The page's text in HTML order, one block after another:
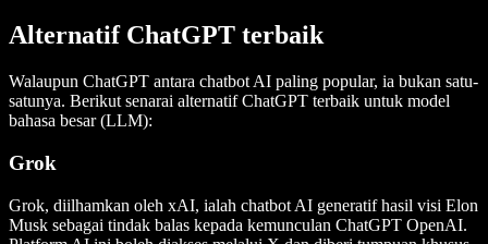
Alternatif ChatGPT terbaik
Walaupun ChatGPT antara chatbot AI paling popular, ia bukan satu-
satunya. Berikut senarai alternatif ChatGPT terbaik untuk model
bahasa besar (LLM):
Grok
Grok, diilhamkan oleh xAI, ialah chatbot AI generatif hasil visi Elon
Musk sebagai tindak balas kepada kemunculan ChatGPT OpenAI.